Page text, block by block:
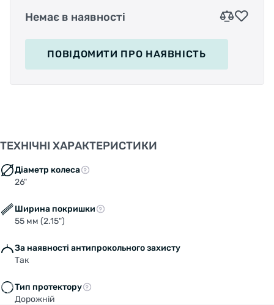
Немає в наявності
ПОВІДОМИТИ ПРО НАЯВНІСТЬ
ТЕХНІЧНІ ХАРАКТЕРИСТИКИ
Діаметр колеса
26"
Ширина покришки
55 мм (2.15")
За наявності антипрокольного захисту
Так
Тип протектору
Дорожній